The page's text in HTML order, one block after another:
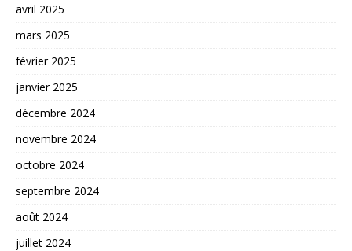
avril 2025
mars 2025
février 2025
janvier 2025
décembre 2024
novembre 2024
octobre 2024
septembre 2024
août 2024
juillet 2024